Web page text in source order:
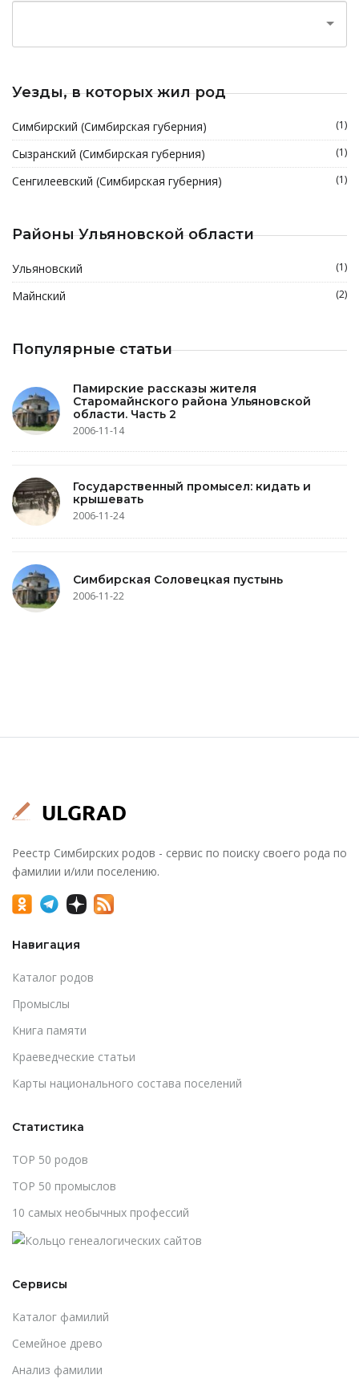
Уезды, в которых жил род
Симбирский (Симбирская губерния) (1)
Сызранский (Симбирская губерния) (1)
Сенгилеевский (Симбирская губерния) (1)
Районы Ульяновской области
Ульяновский (1)
Майнский (2)
Популярные статьи
Памирские рассказы жителя
Старомайнского района Ульяновской
области. Часть 2
2006-11-14
Государственный промысел: кидать и
крышевать
2006-11-24
Симбирская Соловецкая пустынь
2006-11-22
Реестр Симбирских родов - сервис по поиску своего рода по
фамилии и/или поселению.
Навигация
Каталог родов
Промыслы
Книга памяти
Краеведческие статьи
Карты национального состава поселений
Статистика
TOP 50 родов
TOP 50 промыслов
10 самых необычных профессий
Сервисы
Каталог фамилий
Cемейное древо
Анализ фамилии